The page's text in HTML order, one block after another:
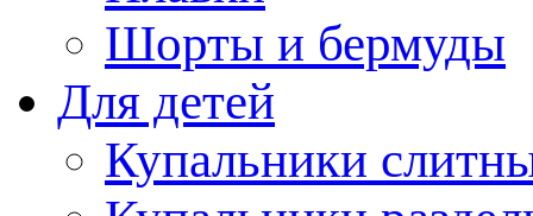
Шорты и бермуды
Для детей
Купальники